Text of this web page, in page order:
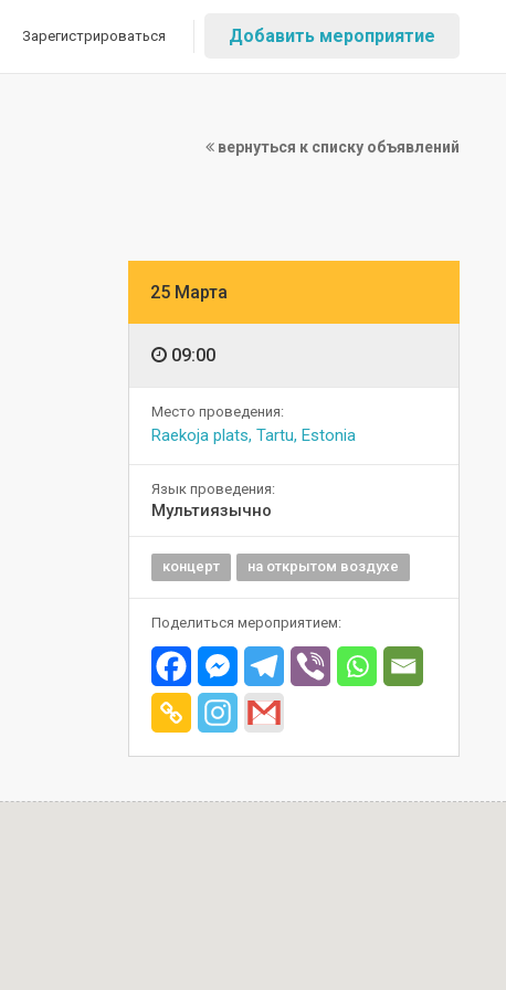
Зарегистрироваться Добавить мероприятие
вернуться к списку объявлений
25 Марта
09:00
Место проведения:
Raekoja plats, Tartu, Estonia
Язык проведения:
Мультиязычно
концерт на открытом воздухе
Поделиться мероприятием: